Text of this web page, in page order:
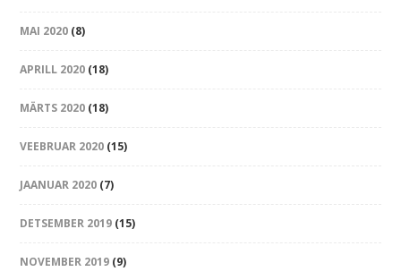
MAI 2020 (8)
APRILL 2020 (18)
MÄRTS 2020 (18)
VEEBRUAR 2020 (15)
JAANUAR 2020 (7)
DETSEMBER 2019 (15)
NOVEMBER 2019 (9)